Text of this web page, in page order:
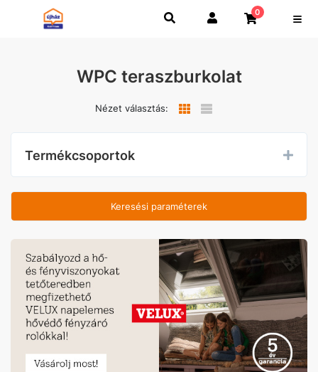
0
WPC teraszburkolat
Nézet választás:
Termékcsoportok
Keresési paraméterek